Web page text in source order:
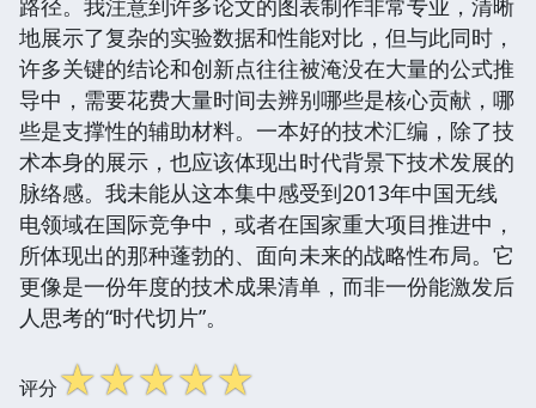
路径。我注意到许多论文的图表制作非常专业，清晰
地展示了复杂的实验数据和性能对比，但与此同时，
许多关键的结论和创新点往往被淹没在大量的公式推
导中，需要花费大量时间去辨别哪些是核心贡献，哪
些是支撑性的辅助材料。一本好的技术汇编，除了技
术本身的展示，也应该体现出时代背景下技术发展的
脉络感。我未能从这本集中感受到2013年中国无线
电领域在国际竞争中，或者在国家重大项目推进中，
所体现出的那种蓬勃的、面向未来的战略性布局。它
更像是一份年度的技术成果清单，而非一份能激发后
人思考的“时代切片”。
评分☆☆☆☆☆